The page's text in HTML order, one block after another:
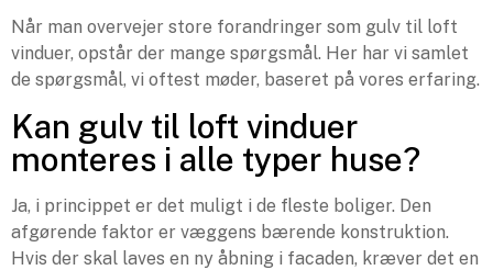
Når man overvejer store forandringer som gulv til loft
vinduer, opstår der mange spørgsmål. Her har vi samlet
de spørgsmål, vi oftest møder, baseret på vores erfaring.
Kan gulv til loft vinduer
monteres i alle typer huse?
Ja, i princippet er det muligt i de fleste boliger. Den
afgørende faktor er væggens bærende konstruktion.
Hvis der skal laves en ny åbning i facaden, kræver det en